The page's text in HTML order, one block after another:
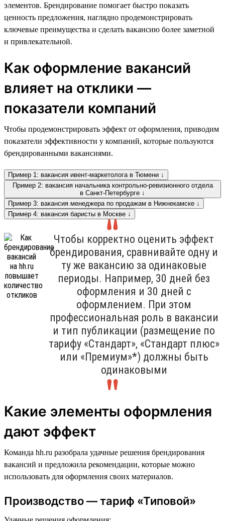
элементов. Брендирование помогает быстро показать
ценность предложения, наглядно продемонстрировать
ключевые преимущества и сделать вакансию более заметной
и привлекательной.
Как оформление вакансий
влияет на отклики —
показатели компаний
Чтобы продемонстрировать эффект от оформления, приводим
показатели эффективности у компаний, которые пользуются
брендированными вакансиями.
Пример 1: вакансия ивент-маркетолога в Тюмени ↓
Пример 2: вакансия начальника контрольно-ревизионного отдела
в Санкт-Петербурге ↓
Пример 3: вакансия менеджера по продажам в Нижнекамске ↓
Пример 4: вакансия баристы в Москве ↓
Чтобы корректно оценить эффект
брендирования, сравнивайте одну и
ту же вакансию за одинаковые
периоды. Например, 30 дней без
оформления и 30 дней с
оформлением. При этом
профессиональная роль в вакансии
и тип публикации (размещение по
тарифу «Стандарт», «Стандарт плюс»
или «Премиум»*) должны быть
одинаковыми
Какие элементы оформления
дают эффект
Команда hh.ru разобрала удачные решения брендирования
вакансий и предложила рекомендации, которые можно
использовать для оформления своих материалов.
Производство — тариф «Типовой»